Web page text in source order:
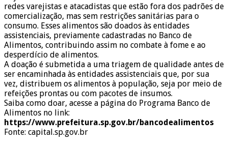
redes varejistas e atacadistas que estão fora dos padrões de
comercialização, mas sem restrições sanitárias para o
consumo. Esses alimentos são doados às entidades
assistenciais, previamente cadastradas no Banco de
Alimentos, contribuindo assim no combate à fome e ao
desperdício de alimentos.
A doação é submetida a uma triagem de qualidade antes de
ser encaminhada às entidades assistenciais que, por sua
vez, distribuem os alimentos à população, seja por meio de
refeições prontas ou com pacotes de insumos.
Saiba como doar, acesse a página do Programa Banco de
Alimentos no link:
https://www.prefeitura.sp.gov.br/bancodealimentos
Fonte: capital.sp.gov.br